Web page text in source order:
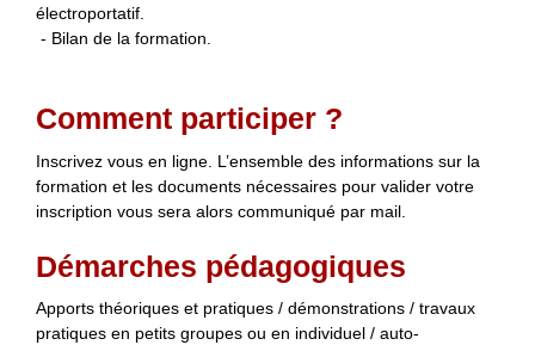
électroportatif.
- Bilan de la formation.
Comment participer ?
Inscrivez vous en ligne. L’ensemble des informations sur la
formation et les documents nécessaires pour valider votre
inscription vous sera alors communiqué par mail.
Démarches pédagogiques
Apports théoriques et pratiques / démonstrations / travaux
pratiques en petits groupes ou en individuel / auto-